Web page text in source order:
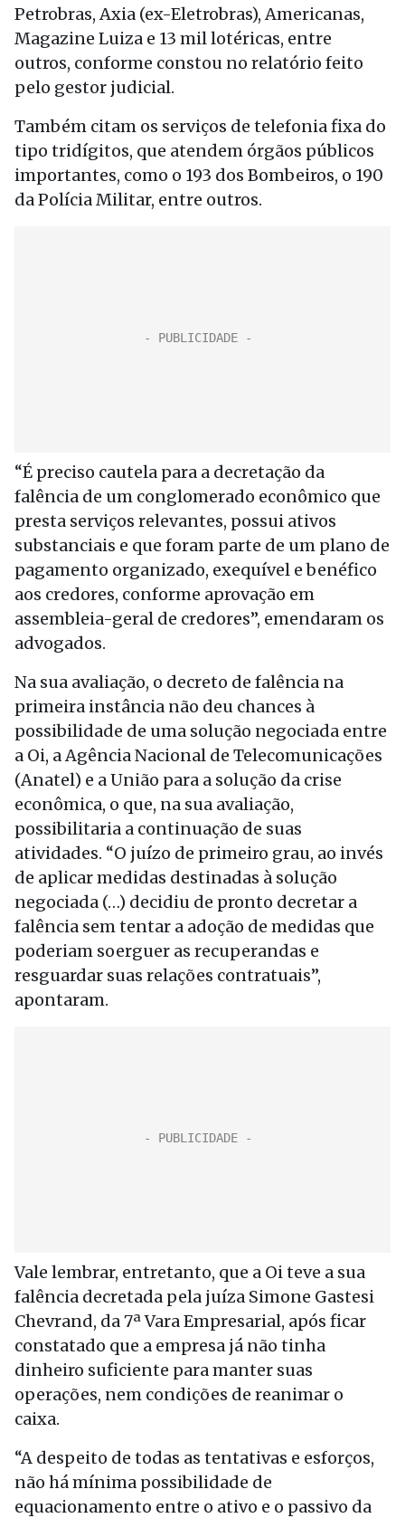
Petrobras, Axia (ex-Eletrobras), Americanas,
Magazine Luiza e 13 mil lotéricas, entre
outros, conforme constou no relatório feito
pelo gestor judicial.
Também citam os serviços de telefonia fixa do
tipo tridígitos, que atendem órgãos públicos
importantes, como o 193 dos Bombeiros, o 190
da Polícia Militar, entre outros.
“É preciso cautela para a decretação da
falência de um conglomerado econômico que
presta serviços relevantes, possui ativos
substanciais e que foram parte de um plano de
pagamento organizado, exequível e benéfico
aos credores, conforme aprovação em
assembleia-geral de credores”, emendaram os
advogados.
Na sua avaliação, o decreto de falência na
primeira instância não deu chances à
possibilidade de uma solução negociada entre
a Oi, a Agência Nacional de Telecomunicações
(Anatel) e a União para a solução da crise
econômica, o que, na sua avaliação,
possibilitaria a continuação de suas
atividades. “O juízo de primeiro grau, ao invés
de aplicar medidas destinadas à solução
negociada (…) decidiu de pronto decretar a
falência sem tentar a adoção de medidas que
poderiam soerguer as recuperandas e
resguardar suas relações contratuais”,
apontaram.
Vale lembrar, entretanto, que a Oi teve a sua
falência decretada pela juíza Simone Gastesi
Chevrand, da 7ª Vara Empresarial, após ficar
constatado que a empresa já não tinha
dinheiro suficiente para manter suas
operações, nem condições de reanimar o
caixa.
“A despeito de todas as tentativas e esforços,
não há mínima possibilidade de
equacionamento entre o ativo e o passivo da